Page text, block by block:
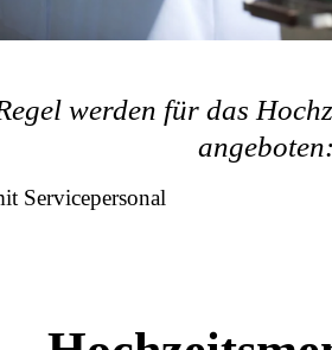
werden für das
angeboten:
Servicepersonal